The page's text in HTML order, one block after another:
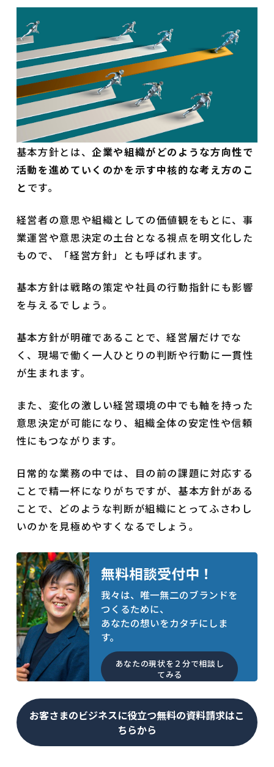
基本方針とは、企業や組織がどのような方向性で
活動を進めていくのかを示す中核的な考え方のこ
と です。
経営者の意思や組織としての価値観をもとに、事
業運営や意思決定の土台となる視点を明文化した
もので、「経営方針」とも呼ばれます。
基本方針は戦略の策定や社員の行動指針にも影響
を与えるでしょう。
基本方針が明確であることで、経営層だけでな
く、現場で働く一人ひとりの判断や行動に一貫性
が生まれます。
また、変化の激しい経営環境の中でも軸を持った
意思決定が可能になり、組織全体の安定性や信頼
性にもつながります。
日常的な業務の中では、目の前の課題に対応する
ことで精一杯になりがちですが、基本方針がある
ことで、どのような判断が組織にとってふさわし
いのかを見極めやすくなるでしょう。
無料相談受付中！
我々は、唯一無二のブランドを
つくるために、
あなたの想いをカタチにしま
す。
あなたの現状を２分で相談し
てみる
お客さまのビジネスに役立つ無料の資料請求はこ
ちらから